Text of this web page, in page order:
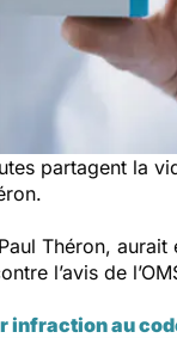
partagent la
Théron,
l’avis de
infraction au